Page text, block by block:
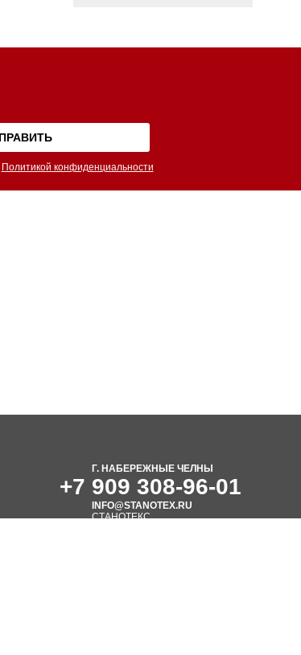
Политикой конфиденциальности
Г. НАБЕРЕЖНЫЕ ЧЕЛНЫ
+7 909 308-96-01
INFO@STANOTEX.RU
СТАНОТЕКС